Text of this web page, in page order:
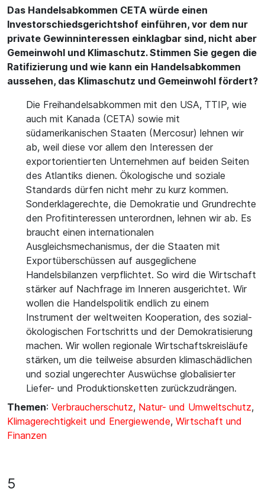
Das Handelsabkommen CETA würde einen
Investorschiedsgerichtshof einführen, vor dem nur
private Gewinninteressen einklagbar sind, nicht aber
Gemeinwohl und Klimaschutz. Stimmen Sie gegen die
Ratifizierung und wie kann ein Handelsabkommen
aussehen, das Klimaschutz und Gemeinwohl fördert?
Die Freihandelsabkommen mit den USA, TTIP, wie
auch mit Kanada (CETA) sowie mit
südamerikanischen Staaten (Mercosur) lehnen wir
ab, weil diese vor allem den Interessen der
exportorientierten Unternehmen auf beiden Seiten
des Atlantiks dienen. Ökologische und soziale
Standards dürfen nicht mehr zu kurz kommen.
Sonderklagerechte, die Demokratie und Grundrechte
den Profitinteressen unterordnen, lehnen wir ab. Es
braucht einen internationalen
Ausgleichsmechanismus, der die Staaten mit
Exportüberschüssen auf ausgeglichene
Handelsbilanzen verpflichtet. So wird die Wirtschaft
stärker auf Nachfrage im Inneren ausgerichtet. Wir
wollen die Handelspolitik endlich zu einem
Instrument der weltweiten Kooperation, des sozial-
ökologischen Fortschritts und der Demokratisierung
machen. Wir wollen regionale Wirtschaftskreisläufe
stärken, um die teilweise absurden klimaschädlichen
und sozial ungerechter Auswüchse globalisierter
Liefer- und Produktionsketten zurückzudrängen.
Themen: Verbraucherschutz, Natur- und Umweltschutz,
Klimagerechtigkeit und Energiewende, Wirtschaft und
Finanzen
5